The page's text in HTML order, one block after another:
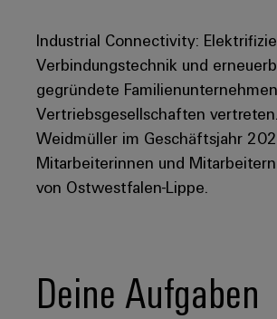
Industrial Connectivity:
Verbindungstechnik und
gegründete
Vertriebsgesellschaften
Weidmüller im Geschäftsjahr
Mitarbeiterinnen und
von Ostwestfalen-Lippe.
Deine Aufgaben